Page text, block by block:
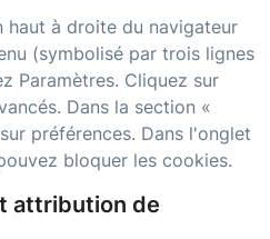
haut à droite du navigateur
(symbolisé par trois lignes
Paramètres. Cliquez sur
Dans la section «
préférences. Dans l'onglet
bloquer les cookies.
attribution de